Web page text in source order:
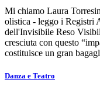
Mi chiamo Laura
olistica - leggo i Registri
dell'Invisibile Reso
cresciuta con questo
costituisce un gran
Danza e Teatro